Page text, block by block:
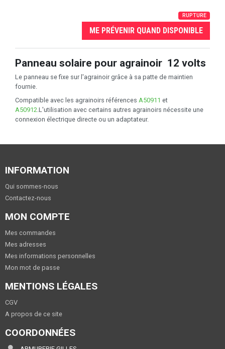
RUPTURE
ME PRÉVENIR QUAND DISPONIBLE
Panneau solaire pour agrainoir 12 volts
Le panneau se fixe sur l'agrainoir grâce à sa patte de maintien
fournie.
Compatible avec les agrainoirs références A50911 et
A50912.L'utilisation avec certains autres agrainoirs nécessite une
connexion électrique directe ou un adaptateur.
INFORMATION
Qui sommes-nous
Contactez-nous
MON COMPTE
Mes commandes
Mes adresses
Mes informations personnelles
Mon mot de passe
MENTIONS LÉGALES
CGV
A propos de ce site
COORDONNÉES